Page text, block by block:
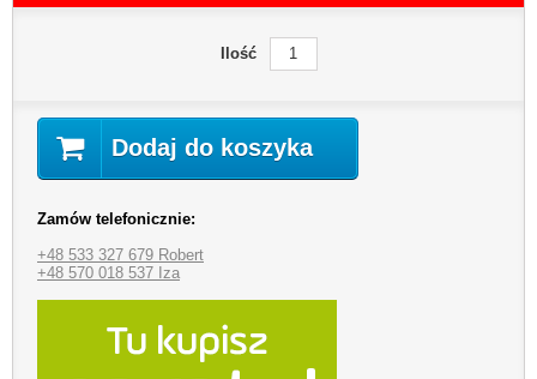
Ilość
Dodaj do koszyka
Zamów telefonicznie:
+48 533 327 679 Robert
+48 570 018 537 Iza